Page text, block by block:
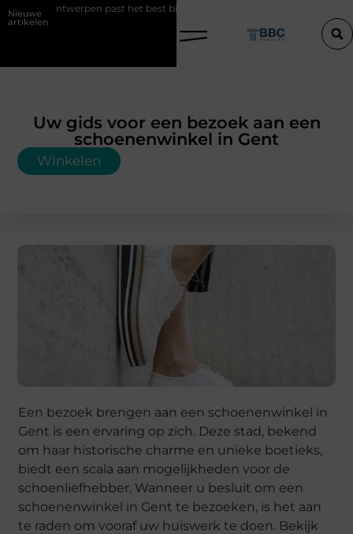
Nieuwe
artikelen
past het best bij uw situatie?
Uw gids voor een bezoek aan een
schoenenwinkel in Gent
Winkelen
Een bezoek brengen aan een schoenenwinkel in
Gent is een ervaring op zich. Deze stad, bekend
om haar historische charme en unieke boetieks,
biedt een scala aan mogelijkheden voor de
schoenliefhebber. Wanneer u besluit om een
schoenenwinkel in Gent te bezoeken, is het aan
te raden om vooraf uw huiswerk te doen. Bekijk